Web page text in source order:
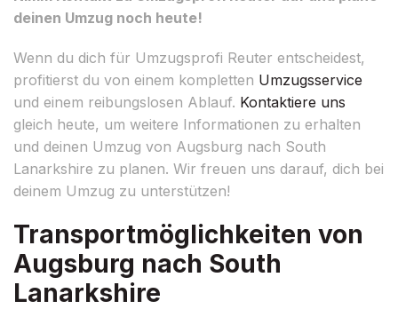
deinen Umzug noch heute!
Wenn du dich für Umzugsprofi Reuter entscheidest,
profitierst du von einem kompletten Umzugsservice
und einem reibungslosen Ablauf. Kontaktiere uns
gleich heute, um weitere Informationen zu erhalten
und deinen Umzug von Augsburg nach South
Lanarkshire zu planen. Wir freuen uns darauf, dich bei
deinem Umzug zu unterstützen!
Transportmöglichkeiten von
Augsburg nach South
Lanarkshire